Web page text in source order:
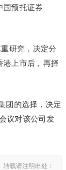
国预托证券
研究，决定分
港上市后，再择
团的选择，决定
议对该公司发
载请注明出处：